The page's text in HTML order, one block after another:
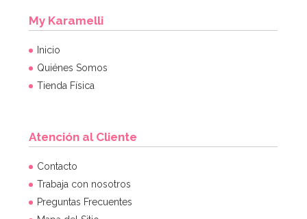
My Karamelli
Inicio
Quiénes Somos
Tienda Física
Atención al Cliente
Contacto
Trabaja con nosotros
Preguntas Frecuentes